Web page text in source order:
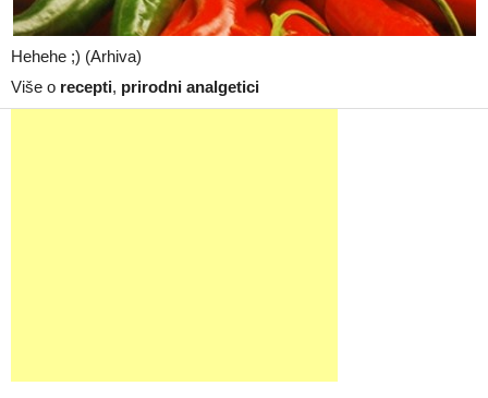
Hehehe ;) (Arhiva)
Više o recepti, prirodni analgetici